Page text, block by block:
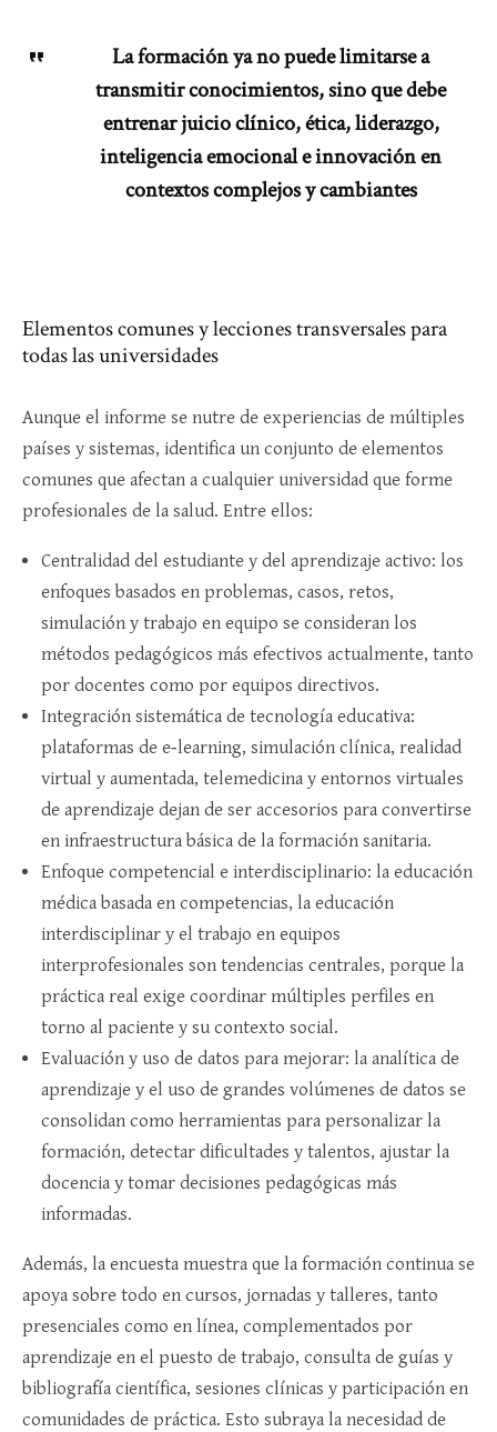
La formación ya no puede limitarse a
transmitir conocimientos, sino que debe
entrenar juicio clínico, ética, liderazgo,
inteligencia emocional e innovación en
contextos complejos y cambiantes
Elementos comunes y lecciones transversales para
todas las universidades
Aunque el informe se nutre de experiencias de múltiples
países y sistemas, identifica un conjunto de elementos
comunes que afectan a cualquier universidad que forme
profesionales de la salud. Entre ellos:​
Centralidad del estudiante y del aprendizaje activo: los
enfoques basados en problemas, casos, retos,
simulación y trabajo en equipo se consideran los
métodos pedagógicos más efectivos actualmente, tanto
por docentes como por equipos directivos.​
Integración sistemática de tecnología educativa:
plataformas de e‑learning, simulación clínica, realidad
virtual y aumentada, telemedicina y entornos virtuales
de aprendizaje dejan de ser accesorios para convertirse
en infraestructura básica de la formación sanitaria.​
Enfoque competencial e interdisciplinario: la educación
médica basada en competencias, la educación
interdisciplinar y el trabajo en equipos
interprofesionales son tendencias centrales, porque la
práctica real exige coordinar múltiples perfiles en
torno al paciente y su contexto social.​
Evaluación y uso de datos para mejorar: la analítica de
aprendizaje y el uso de grandes volúmenes de datos se
consolidan como herramientas para personalizar la
formación, detectar dificultades y talentos, ajustar la
docencia y tomar decisiones pedagógicas más
informadas.​
Además, la encuesta muestra que la formación continua se
apoya sobre todo en cursos, jornadas y talleres, tanto
presenciales como en línea, complementados por
aprendizaje en el puesto de trabajo, consulta de guías y
bibliografía científica, sesiones clínicas y participación en
comunidades de práctica. Esto subraya la necesidad de